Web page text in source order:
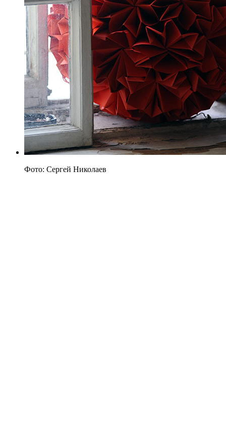
Фото: Сергей Николаев